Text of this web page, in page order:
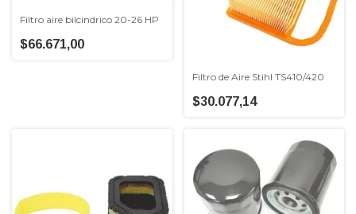
Filtro aire bilcindrico 20-26 HP
$66.671,00
Filtro de Aire Stihl TS410/420
$30.077,14